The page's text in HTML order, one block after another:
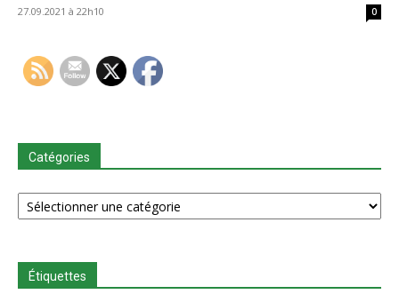
27.09.2021 à 22h10 0
Catégories
Catégories
Étiquettes